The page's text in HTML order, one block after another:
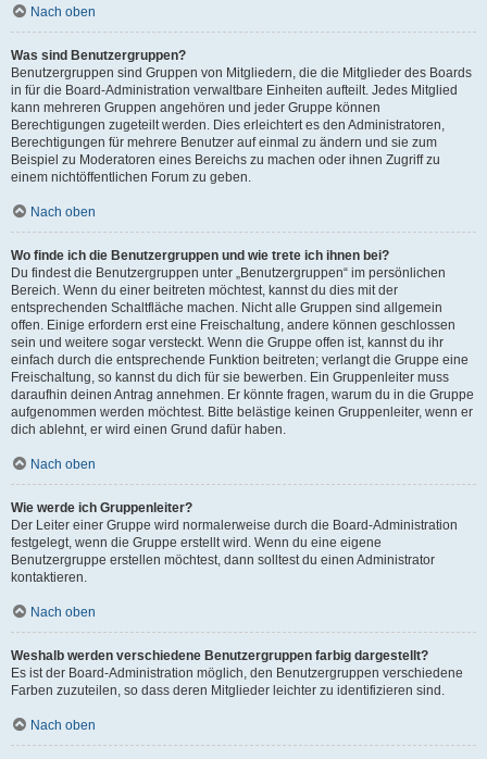
Nach oben
Was sind Benutzergruppen?
Benutzergruppen sind Gruppen von Mitgliedern, die die Mitglieder des Boards
in für die Board-Administration verwaltbare Einheiten aufteilt. Jedes Mitglied
kann mehreren Gruppen angehören und jeder Gruppe können
Berechtigungen zugeteilt werden. Dies erleichtert es den Administratoren,
Berechtigungen für mehrere Benutzer auf einmal zu ändern und sie zum
Beispiel zu Moderatoren eines Bereichs zu machen oder ihnen Zugriff zu
einem nichtöffentlichen Forum zu geben.
Nach oben
Wo finde ich die Benutzergruppen und wie trete ich ihnen bei?
Du findest die Benutzergruppen unter „Benutzergruppen“ im persönlichen
Bereich. Wenn du einer beitreten möchtest, kannst du dies mit der
entsprechenden Schaltfläche machen. Nicht alle Gruppen sind allgemein
offen. Einige erfordern erst eine Freischaltung, andere können geschlossen
sein und weitere sogar versteckt. Wenn die Gruppe offen ist, kannst du ihr
einfach durch die entsprechende Funktion beitreten; verlangt die Gruppe eine
Freischaltung, so kannst du dich für sie bewerben. Ein Gruppenleiter muss
daraufhin deinen Antrag annehmen. Er könnte fragen, warum du in die Gruppe
aufgenommen werden möchtest. Bitte belästige keinen Gruppenleiter, wenn er
dich ablehnt, er wird einen Grund dafür haben.
Nach oben
Wie werde ich Gruppenleiter?
Der Leiter einer Gruppe wird normalerweise durch die Board-Administration
festgelegt, wenn die Gruppe erstellt wird. Wenn du eine eigene
Benutzergruppe erstellen möchtest, dann solltest du einen Administrator
kontaktieren.
Nach oben
Weshalb werden verschiedene Benutzergruppen farbig dargestellt?
Es ist der Board-Administration möglich, den Benutzergruppen verschiedene
Farben zuzuteilen, so dass deren Mitglieder leichter zu identifizieren sind.
Nach oben